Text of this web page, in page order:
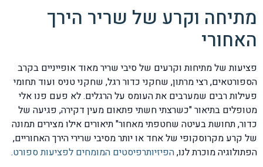
מתיחה וקרע של שריר הירך
האחורי
פציעות של מתיחות וקרעים של סיבי שריר מאוד אופייניים בקרב
הספורטאים, רצי מרתון, שחקני כדור רגל, שחקני טניס ועוד תחומי
פעילות רבים שמערבים את העומס על הרגלים. לא פעם פנו אלי
מטופלים בתיאור "כשרצתי חשתי פתאום מעין דקירה, פגיעה של
כדור, תחושת בעיטה שחטפתי מאחור" תיאורים אילו מצירים תמונה
של קרע מקרוסקופי של אחד או יותר מסיבי שרירי הירך האחוריים,
הפתולוגיה מוכרת לנו,הפיזיותרפיסטים המומחים לפציעות ספורט.